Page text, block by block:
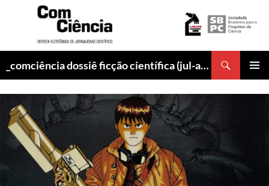
_comciência dossiê ficção científica (jul-ago/2017)
CONTEÚDO